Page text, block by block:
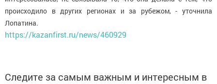
происходило в других регионах и за рубежом, - уточнила
Лопатина.
https://kazanfirst.ru/news/460929
Следите за самым важным и интересным в